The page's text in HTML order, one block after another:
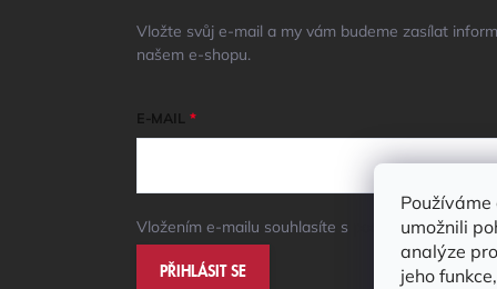
umožnili
analýze
jeho
Vložte svůj e-mail a my vám budeme zasílat
našem e-shopu.
E-MAIL
Vložením e-mailu souhlasíte s podmínkami
PŘIHLÁSIT SE